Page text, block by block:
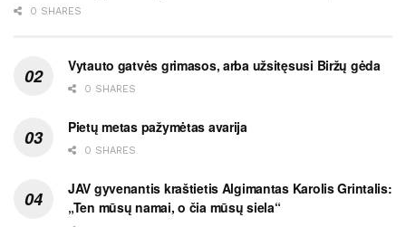
0 SHARES
Vytauto gatvės grimasos, arba užsitęsusi Biržų gėda
0 SHARES
Pietų metas pažymėtas avarija
0 SHARES
JAV gyvenantis kraštietis Algimantas Karolis Grintalis:
„Ten mūsų namai, o čia mūsų siela“